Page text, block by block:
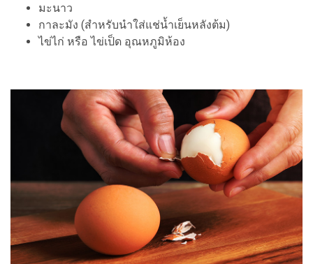
มะนาว
กาละมัง (สำหรับนำใส่แช่น้ำเย็นหลังต้ม)
ไข่ไก่ หรือ ไข่เป็ด อุณหภูมิห้อง